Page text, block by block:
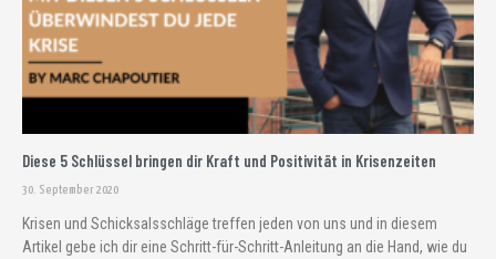
Diese 5 Schlüssel bringen dir Kraft und Positivität in Krisenzeiten
30. September 2020
Krisen und Schicksalsschläge treffen jeden von uns und in diesem
Artikel gebe ich dir eine Schritt-für-Schritt-Anleitung an die Hand, wie du